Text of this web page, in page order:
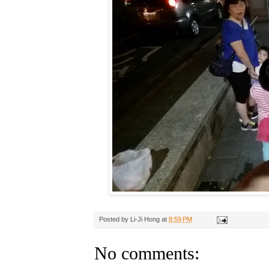
Posted by Li-Ji Hong at 8:59 PM
No comments: